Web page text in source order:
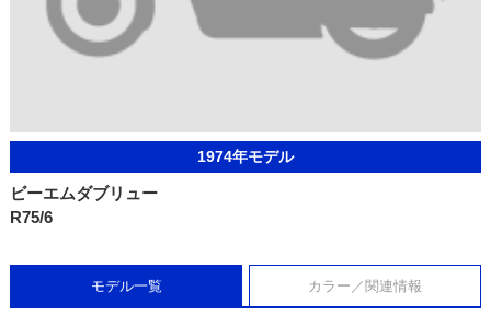
1974年モデル
ビーエムダブリュー
R75/6
モデル一覧 カラー／関連情報